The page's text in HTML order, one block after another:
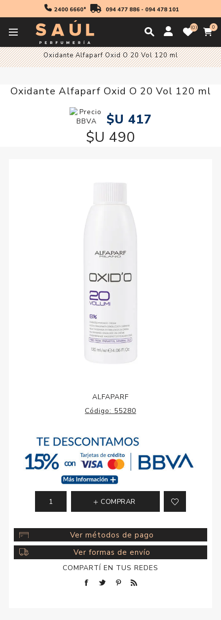
2400 6660* 094 477 886- 094 478 101
0 0
Profesionales
Oxidante Alfaparf Oxid O 20 Vol 120 ml
Oxidante Alfaparf Oxid O 20 Vol 120 ml
$U 417
$U 490
ALFAPARF
Código: 55280
COMPRAR
Ver métodos de pago
Ver formas de envío
COMPARTÍ EN TUS REDES